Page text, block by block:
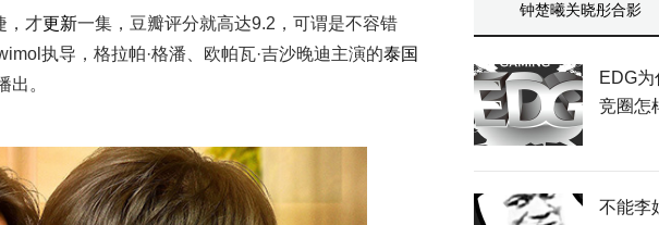
，才更新一集，豆瓣评分就高达9.2，可谓是不容错
执导，格拉帕·格潘、欧帕瓦·吉沙晚迪主演的泰国
出。
钟楚曦关晓彤合影
EDG
竞圈怎
不能李